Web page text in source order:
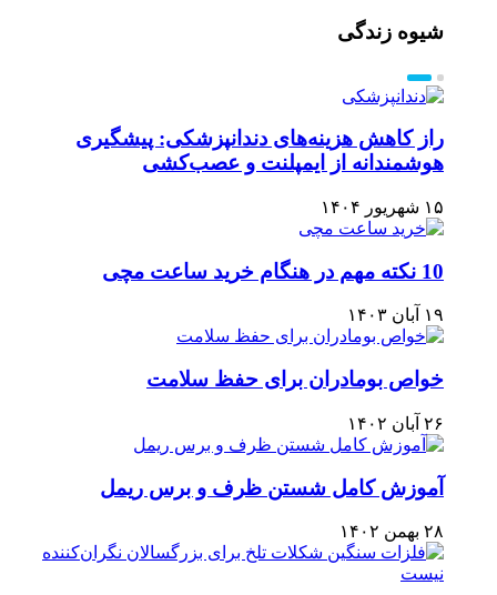
شیوه زندگی
راز کاهش هزینه‌های دندانپزشکی: پیشگیری
هوشمندانه از ایمپلنت و عصب‌کشی
۱۵ شهریور ۱۴۰۴
10 نکته مهم در هنگام خرید ساعت مچی
۱۹ آبان ۱۴۰۳
خواص بومادران برای حفظ سلامت
۲۶ آبان ۱۴۰۲
آموزش کامل شستن ظرف و برس ریمل
۲۸ بهمن ۱۴۰۲